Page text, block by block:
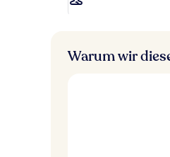
Warum wir